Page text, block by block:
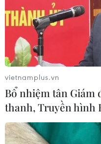
vietnamplus.vn
Bổ nhiệm tân Giám
thanh, Truyền hình